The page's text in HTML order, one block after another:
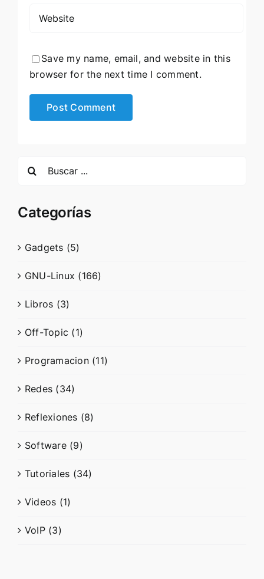
Save my name, email, and website in this
browser for the next time I comment.
Categorías
Gadgets (5)
GNU-Linux (166)
Libros (3)
Off-Topic (1)
Programacion (11)
Redes (34)
Reflexiones (8)
Software (9)
Tutoriales (34)
Videos (1)
VoIP (3)